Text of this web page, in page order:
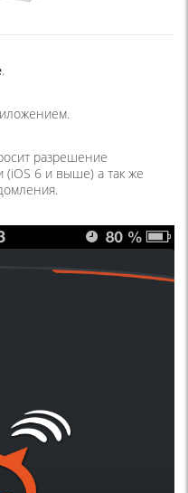
.
разрешение
(iOS 6 и выше) а так же